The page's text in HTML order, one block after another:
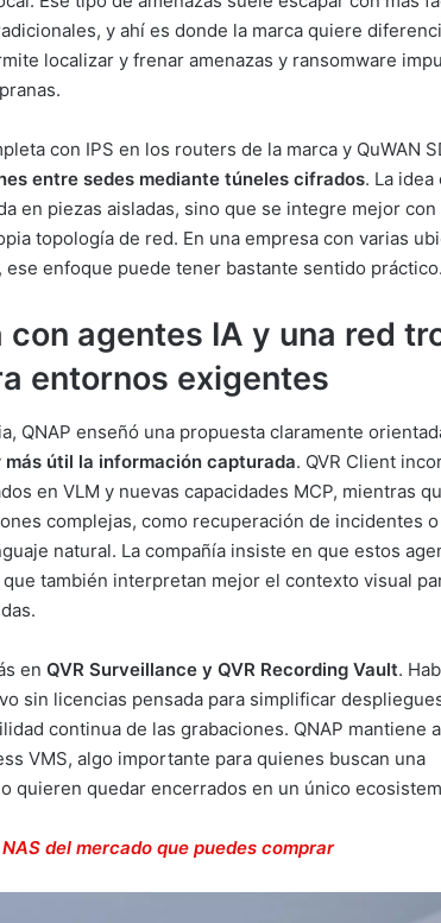
y ahí es donde la marca quiere
localizar y frenar amenazas y ransomware
con IPS en los routers de la marca y QuWAN
entre sedes mediante túneles cifrados. La idea
en piezas aisladas, sino que se integre mejor con
topología de red. En una empresa con varias
enfoque puede tener bastante sentido práctico.
agentes IA y una red
entornos exigentes
QNAP enseñó una propuesta claramente
útil la información capturada. QVR Client
en VLM y nuevas capacidades MCP, mientras
complejas, como recuperación de incidentes o
natural. La compañía insiste en que estos
también interpretan mejor el contexto visual
en QVR Surveillance y QVR Recording Vault.
sin licencias pensada para simplificar
continua de las grabaciones. QNAP mantiene
VMS, algo importante para quienes buscan una
quieren quedar encerrados en un único
del mercado que puedes comprar